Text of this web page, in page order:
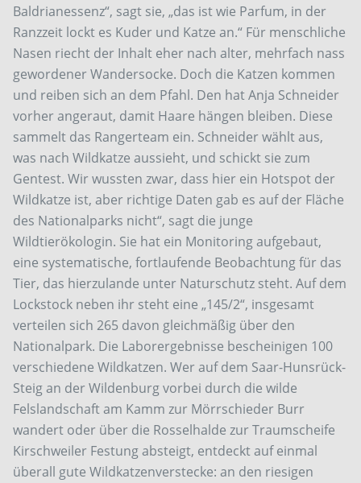
Baldrianessenz“, sagt sie, „das ist wie Parfum, in der
Ranzzeit lockt es Kuder und Katze an.“ Für menschliche
Nasen riecht der Inhalt eher nach alter, mehrfach nass
gewordener Wandersocke. Doch die Katzen kommen
und reiben sich an dem Pfahl. Den hat Anja Schneider
vorher angeraut, damit Haare hängen bleiben. Diese
sammelt das Rangerteam ein. Schneider wählt aus,
was nach Wildkatze aussieht, und schickt sie zum
Gentest. Wir wussten zwar, dass hier ein Hotspot der
Wildkatze ist, aber richtige Daten gab es auf der Fläche
des Nationalparks nicht“, sagt die junge
Wildtierökologin. Sie hat ein Monitoring aufgebaut,
eine systematische, fortlaufende Beobachtung für das
Tier, das hierzulande unter Naturschutz steht. Auf dem
Lockstock neben ihr steht eine „145/2“, insgesamt
verteilen sich 265 davon gleichmäßig über den
Nationalpark. Die Laborergebnisse bescheinigen 100
verschiedene Wildkatzen. Wer auf dem Saar-Hunsrück-
Steig an der Wildenburg vorbei durch die wilde
Felslandschaft am Kamm zur Mörrschieder Burr
wandert oder über die Rosselhalde zur Traumscheife
Kirschweiler Festung absteigt, entdeckt auf einmal
überall gute Wildkatzenverstecke: an den riesigen